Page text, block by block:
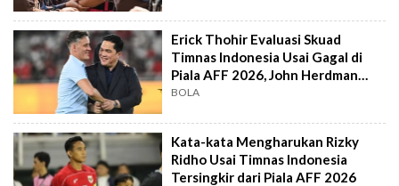
Erick Thohir Evaluasi Skuad
Timnas Indonesia Usai Gagal di
Piala AFF 2026, John Herdman
Out?
BOLA
Kata-kata Mengharukan Rizky
Ridho Usai Timnas Indonesia
Tersingkir dari Piala AFF 2026